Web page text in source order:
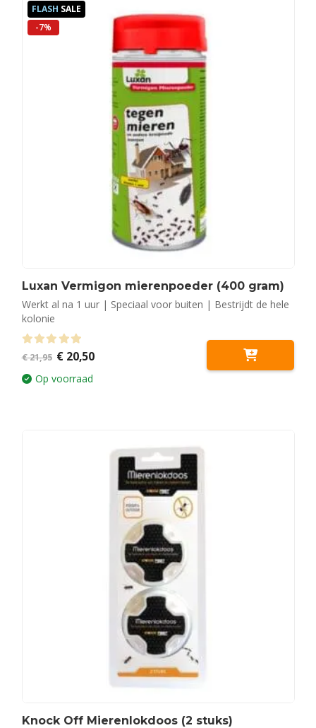
FLASH SALE
-7%
Luxan Vermigon mierenpoeder (400 gram)
Werkt al na 1 uur | Speciaal voor buiten | Bestrijdt de hele
kolonie
0 out of 5
€21,95 Oorspronkelijke
prijs
was:
€ 21,95.
€ 20,50Huidige
Op voorraad
Knock Off Mierenlokdoos (2 stuks)